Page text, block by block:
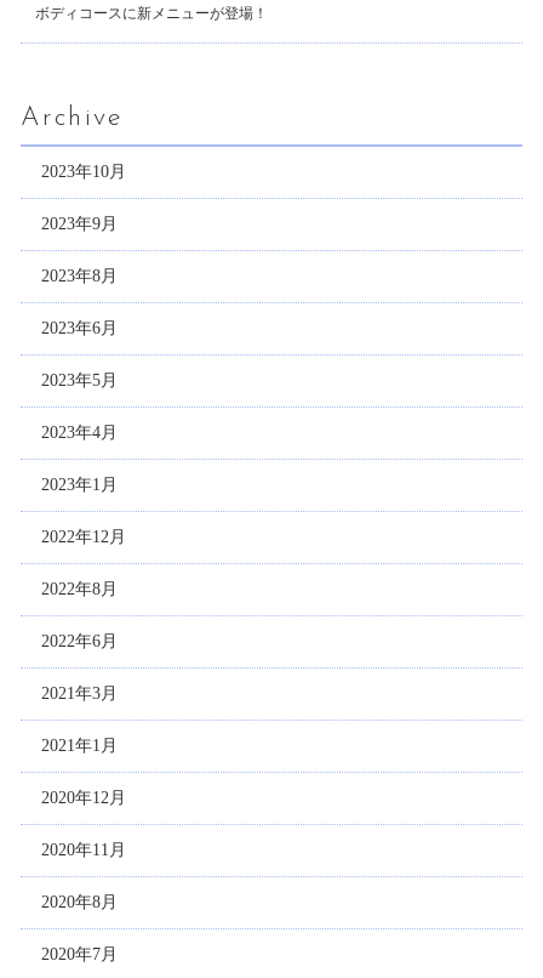
ボディコースに新メニューが登場！
Archive
2023年10月
2023年9月
2023年8月
2023年6月
2023年5月
2023年4月
2023年1月
2022年12月
2022年8月
2022年6月
2021年3月
2021年1月
2020年12月
2020年11月
2020年8月
2020年7月